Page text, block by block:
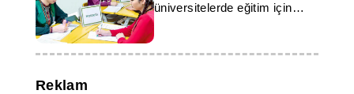
üniversitelerde eğitim için
başvurular başladı
Reklam